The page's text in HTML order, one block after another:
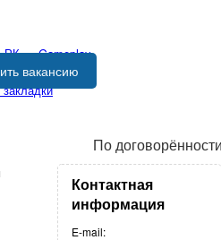
РК→Gameplay
вакансию
По
Контактная
информация
E-mail: